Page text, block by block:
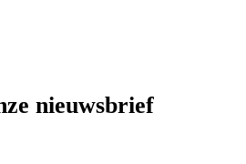
nieuwsbrief